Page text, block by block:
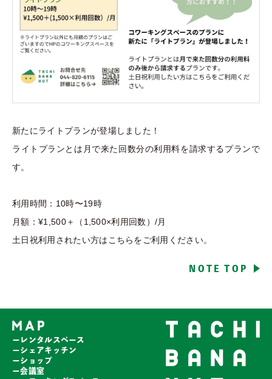
新たにライトプランが登場しました！
ライトプランとは月で来た回数分の利用料を請求するプランで
す。
利用時間：10時〜19時
月額：¥1,500＋（1,500×利用回数）/月
土日祝利用されたい方はこちらをご利用ください。
NOTE TOP
ーレンタルスペース
ーシェアキッチン
ーショップ
ー会議室